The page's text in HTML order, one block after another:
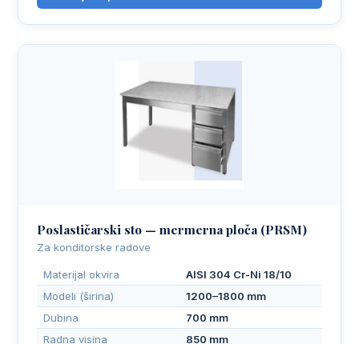
Poslastičarski sto — mermerna ploča (PRSM)
Za konditorske radove
Materijal okvira
AISI 304 Cr-Ni 18/10
Modeli (širina)
1200–1800 mm
Dubina
700 mm
Radna visina
850 mm